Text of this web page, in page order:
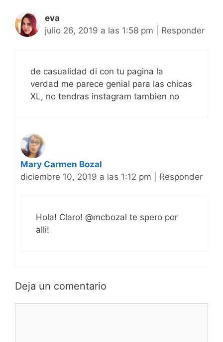
eva
julio 26, 2019 a las 1:58 pm
Responder
de casualidad di con tu pagina la
verdad me parece genial para las chicas
XL, no tendras instagram tambien no
Mary Carmen Bozal
diciembre 10, 2019 a las 1:12 pm
Responder
Hola! Claro! @mcbozal te spero por
alli!
Deja un comentario